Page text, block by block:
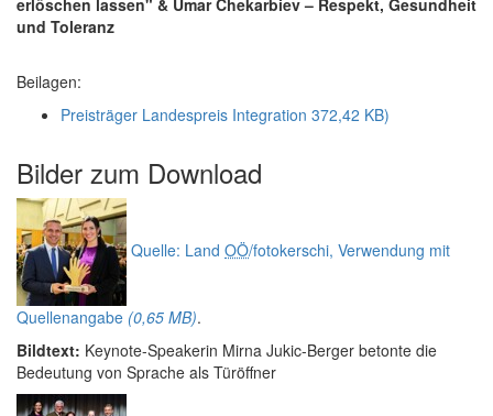
erlöschen lassen" & Umar Chekarbiev – Respekt, Gesundheit
und Toleranz
Beilagen:
Preisträger Landespreis Integration 372,42 KB)
Bilder zum Download
Quelle: Land OÖ/fotokerschi, Verwendung mit
Quellenangabe (0,65 MB).
Bildtext: Keynote-Speakerin Mirna Jukic-Berger betonte die
Bedeutung von Sprache als Türöffner